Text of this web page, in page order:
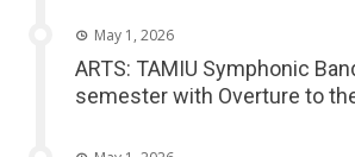
May 1, 2026
ARTS: TAMIU Symphonic
semester with Overture to